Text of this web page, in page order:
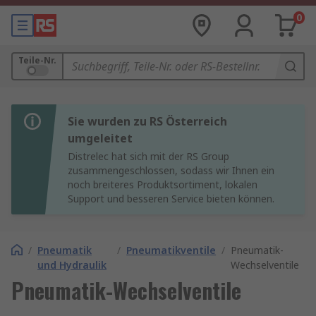
0
Teile-Nr.
Sie wurden zu RS Österreich
umgeleitet
Distrelec hat sich mit der RS Group
zusammengeschlossen, sodass wir Ihnen ein
noch breiteres Produktsortiment, lokalen
Support und besseren Service bieten können.
/ Pneumatik
und Hydraulik
/ Pneumatikventile / Pneumatik-
Wechselventile
Pneumatik-Wechselventile